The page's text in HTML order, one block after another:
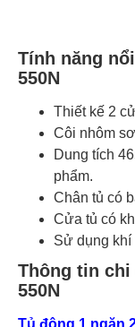
Tính năng
550N
Thiết kế 2
Côi nhôm
Dung tích
phẩm.
Chân tủ có
Cửa tủ có
Sử dụng
Thông tin chi
550N
Tủ đông 1 ngăn